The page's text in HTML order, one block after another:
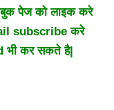
पेज को लाइक करे
subscribe करे
भी कर सकते है|